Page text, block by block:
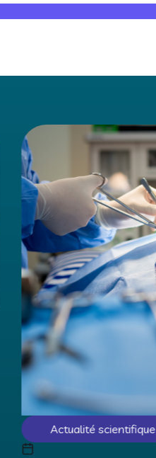
Actualité scientifique